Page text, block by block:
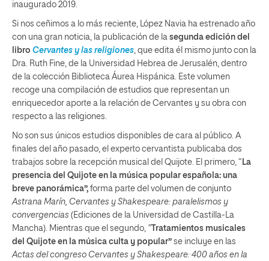
inaugurado 2019.
Si nos ceñimos a lo más reciente, López Navia ha estrenado año
con una gran noticia, la publicación de la segunda edición del
libro Cervantes y las religiones, que edita él mismo junto con la
Dra. Ruth Fine, de la Universidad Hebrea de Jerusalén, dentro
de la colección Biblioteca Áurea Hispánica. Este volumen
recoge una compilación de estudios que representan un
enriquecedor aporte a la relación de Cervantes y su obra con
respecto a las religiones.
No son sus únicos estudios disponibles de cara al público. A
finales del año pasado, el experto cervantista publicaba dos
trabajos sobre la recepción musical del Quijote. El primero, “ La
presencia del Quijote en la música popular española: una
breve panorámica”, forma parte del volumen de conjunto
Astrana Marín, Cervantes y Shakespeare: paralelismos y
convergencias (Ediciones de la Universidad de Castilla-La
Mancha). Mientras que el segundo, “ Tratamientos musicales
del Quijote en la música culta y popular” se incluye en las
Actas del congreso Cervantes y Shakespeare: 400 años en la